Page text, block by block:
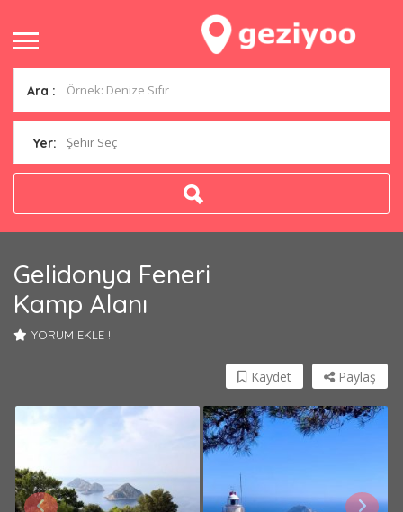
Ara :
Yer: Şehir Seç
Gelidonya Feneri
Kamp Alanı
YORUM EKLE !!
Paylaş
Kaydet